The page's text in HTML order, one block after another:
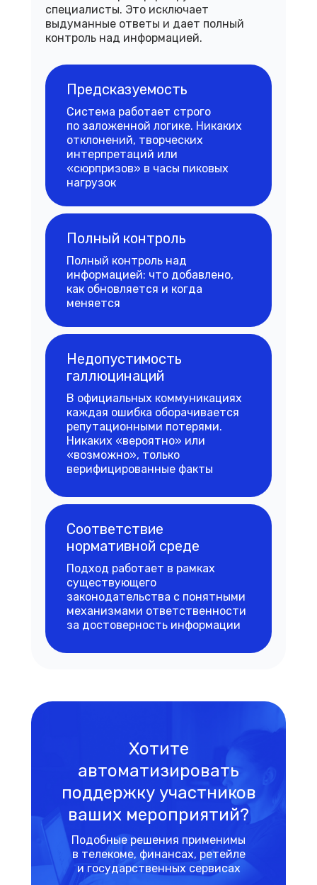
специалисты. Это исключает
выдуманные ответы и дает полный
контроль над информацией.
Предсказуемость
Система работает строго
по заложенной логике. Никаких
отклонений, творческих
интерпретаций или
«сюрпризов» в часы пиковых
нагрузок
Полный контроль
Полный контроль над
информацией: что добавлено,
как обновляется и когда
меняется
Недопустимость
галлюцинаций
В официальных коммуникациях
каждая ошибка оборачивается
репутационными потерями.
Никаких «вероятно» или
«возможно», только
верифицированные факты
Соответствие
нормативной среде
Подход работает в рамках
существующего
законодательства с понятными
механизмами ответственности
за достоверность информации
Хотите
автоматизировать
поддержку участников
ваших мероприятий?
Подобные решения применимы
в телекоме, финансах, ретейле
и государственных сервисах